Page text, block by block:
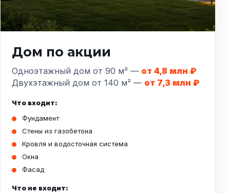
Дом по акции
Одноэтажный дом от 90 м² — от 4,8 млн ₽
Двухэтажный дом от 140 м² — от 7,3 млн ₽
Что входит:
Фундамент
Стены из газобетона
Кровля и водосточная система
Окна
Фасад
Что не входит: